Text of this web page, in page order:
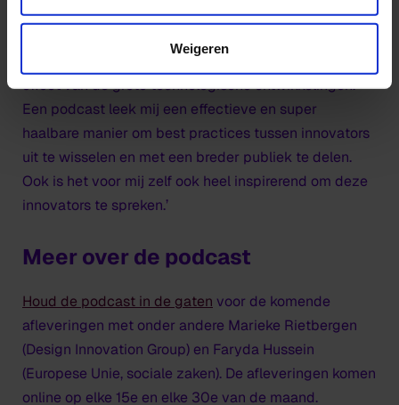
Weigeren
manieren van werken die we echt nodig hebben om
aan te pakken. Denk aan klimaatverandering of het
effect van de grote technologische ontwikkelingen.
Een podcast leek mij een effectieve en super
haalbare manier om best practices tussen innovators
uit te wisselen en met een breder publiek te delen.
Ook is het voor mij zelf ook heel inspirerend om deze
innovators te spreken.’
Meer over de podcast
Houd de podcast in de gaten voor de komende
afleveringen met onder andere Marieke Rietbergen
(Design Innovation Group) en Faryda Hussein
(Europese Unie, sociale zaken). De afleveringen komen
online op elke 15e en elke 30e van de maand.